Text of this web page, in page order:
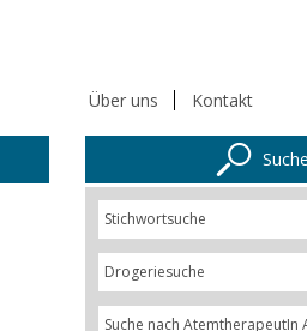
Über uns Kontakt
Suche